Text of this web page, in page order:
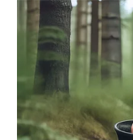
WN
BEKASI
WN
DEPOK